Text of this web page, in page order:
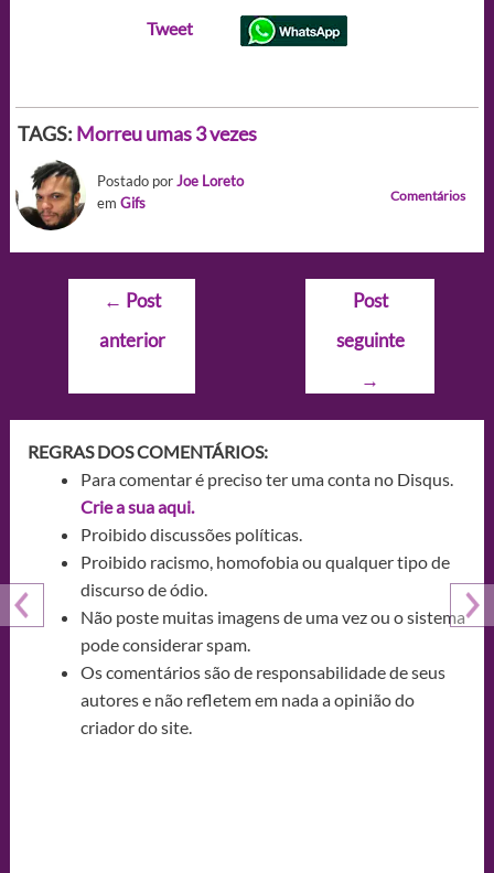
Tweet
TAGS: Morreu umas 3 vezes
Postado porJoe Loreto
em Gifs Comentários
Navegação
Post
← Post
anterior
Post
seguinte
→
REGRAS DOS COMENTÁRIOS:
Para comentar é preciso ter uma conta no Disqus.
Crie a sua aqui.
Proibido discussões políticas.
Proibido racismo, homofobia ou qualquer tipo de
discurso de ódio.
Não poste muitas imagens de uma vez ou o sistema
pode considerar spam.
Os comentários são de responsabilidade de seus
autores e não refletem em nada a opinião do
criador do site.